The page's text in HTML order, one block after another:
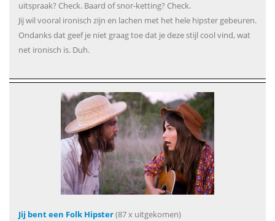
uitspraak? Check. Baard of snor-ketting? Check.
Jij wil vooral ironisch zijn en lachen met het hele hipster gebeuren.
Ondanks dat geef je niet graag toe dat je deze stijl cool vind, wat
net ironisch is. Duh.
Jij bent een Folk Hipster(87 x uitgekomen)